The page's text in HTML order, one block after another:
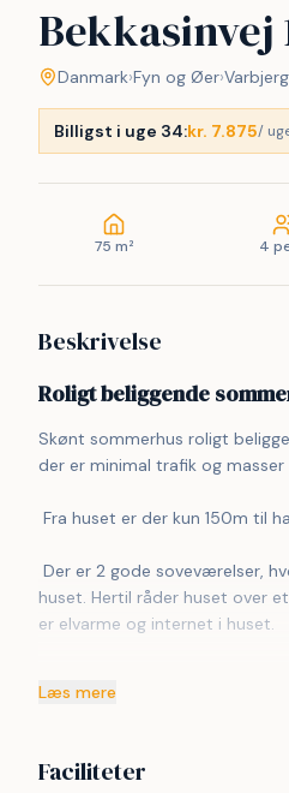
Bekkasinvej
Danmark›Fyn og Øer›Varbjerg
Billigst i uge 34:kr. 7.875/
75 m² 4
Beskrivelse
Roligt beliggende
Skønt sommerhus roligt
der er minimal trafik og masser
Fra huset er der kun 150m til
huset. Hertil råder huset over
er elvarme og internet i huset.
stor Weber gasgrill parat til
mulighed for at leje 2 SUP
Læs mere
Faciliteter